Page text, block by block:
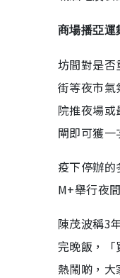
商場播亞運
坊間對是
街等夜市
院推夜場
閘即可獲一
疫下停辦
M+舉行夜
陳茂波稱3
完晚飯，
熱鬧啲，大